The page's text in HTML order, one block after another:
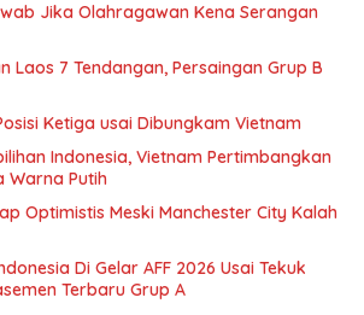
Jika Olahragawan Kena Serangan
Laos 7 Tendangan, Persaingan Grup B
Ketiga usai Dibungkam Vietnam
Indonesia, Vietnam Pertimbangkan
Warna Putih
Optimistis Meski Manchester City Kalah
Di Gelar AFF 2026 Usai Tekuk
Terbaru Grup A